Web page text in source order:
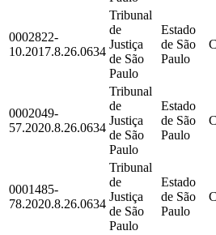
0002822-
10.2017.8.26.0634
Tribunal
de
Justiça
de São
Paulo
Estado
de São
Paulo
0002049-
57.2020.8.26.0634
Tribunal
de
Justiça
de São
Paulo
Estado
de São
Paulo
0001485-
78.2020.8.26.0634
Tribunal
de
Justiça
de São
Paulo
Estado
de São
Paulo